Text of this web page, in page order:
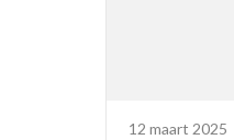
12 maart 2025